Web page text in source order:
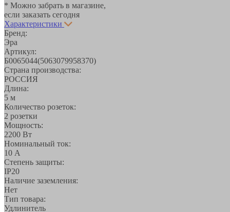
* Можно забрать в магазине,
если заказать сегодня
Характеристики
Бренд:
Эра
Артикул:
Б0065044(5063079958370)
Страна производства:
РОССИЯ
Длина:
5 м
Количество розеток:
2 розетки
Мощность:
2200 Вт
Номинальный ток:
10 А
Степень защиты:
IP20
Наличие заземления:
Нет
Тип товара:
Удлинитель